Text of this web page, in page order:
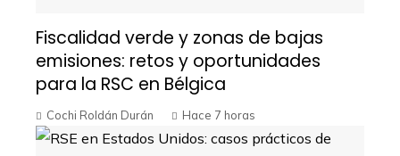
Fiscalidad verde y zonas de bajas
emisiones: retos y oportunidades
para la RSC en Bélgica
Cochi Roldán Durán Hace 7 horas